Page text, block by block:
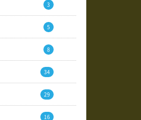
3
5
8
34
29
16